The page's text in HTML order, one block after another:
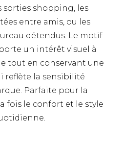
shopping, les
entre amis, ou les
détendus. Le motif
un intérêt visuel à
tout en conservant une
reflète la sensibilité
Parfaite pour la
fois le confort et le style